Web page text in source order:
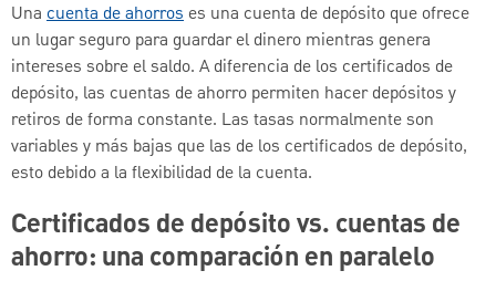
Una cuenta de ahorroses una cuenta de depósito que ofrece
un lugar seguro para guardar el dinero mientras genera
intereses sobre el saldo. A diferencia de los certificados de
depósito, las cuentas de ahorro permiten hacer depósitos y
retiros de forma constante. Las tasas normalmente son
variables y más bajas que las de los certificados de depósito,
esto debido a la flexibilidad de la cuenta.
Certificados de depósito vs. cuentas de
ahorro: una comparación en paralelo